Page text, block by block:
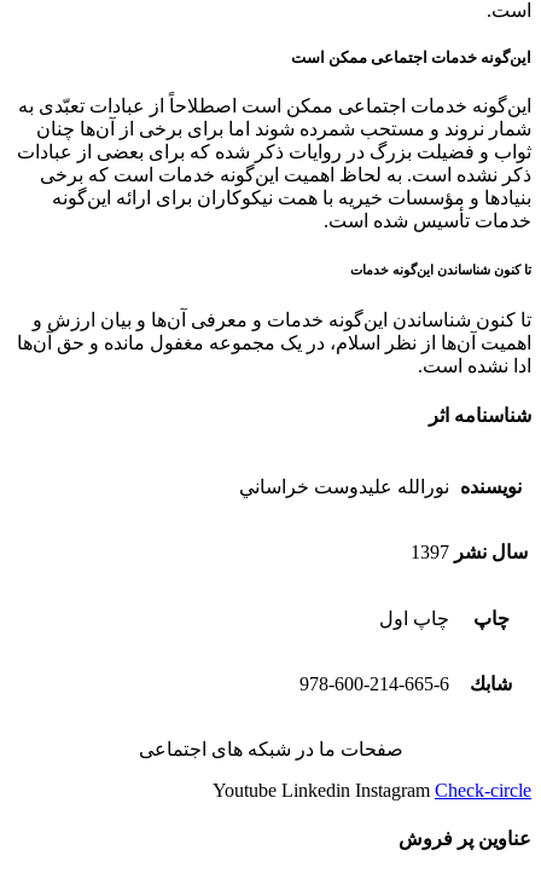
است.
این‌گونه خدمات اجتماعی ممکن است
این‌گونه خدمات اجتماعی ممکن است اصطلاحاً از عبادات تعبّدی به
شمار نروند و مستحب شمرده شوند اما برای برخی از آن‌ها چنان
ثواب و فضیلت بزرگ در روایات ذکر شده که برای بعضی از عبادات
ذکر نشده است. به لحاظ اهمیت این‌گونه خدمات است که برخی
بنیادها و مؤسسات خیریه با همت نیکوکاران برای ارائه این‌گونه
خدمات تأسیس شده است.
تا کنون شناساندن این‌گونه خدمات
تا کنون شناساندن این‌گونه خدمات و معرفی آن‌ها و بیان ارزش و
اهمیت آن‌ها از نظر اسلام، در یک مجموعه مغفول مانده و حق آن‌ها
ادا نشده است.
شناسنامه اثر
نویسنده نورالله عليدوست خراساني
سال نشر 1397
چاپ چاپ اول
شابك 978-600-214-665-6
صفحات ما در شبکه های اجتماعی
Youtube Linkedin Instagram Check-circle
عناوین پر فروش